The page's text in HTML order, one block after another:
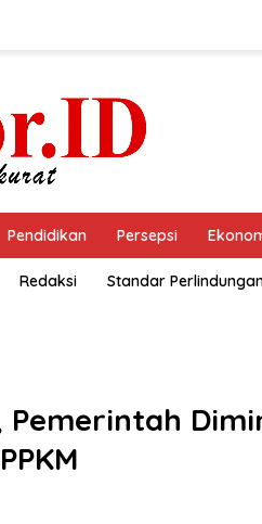
Pendidikan Persepsi
Redaksi Standar
Pemerintah